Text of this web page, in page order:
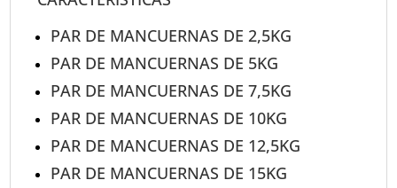
PAR DE MANCUERNAS DE 2,5KG
PAR DE MANCUERNAS DE 5KG
PAR DE MANCUERNAS DE 7,5KG
PAR DE MANCUERNAS DE 10KG
PAR DE MANCUERNAS DE 12,5KG
PAR DE MANCUERNAS DE 15KG